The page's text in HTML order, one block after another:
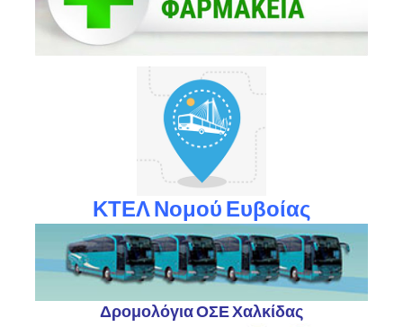
ΚΤΕΛ Νομού Ευβοίας
Δρομολόγια ΟΣΕ Χαλκίδας